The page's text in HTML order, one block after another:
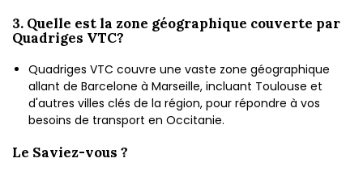
3. Quelle est la zone géographique couverte par
Quadriges VTC?
Quadriges VTC couvre une vaste zone géographique
allant de Barcelone à Marseille, incluant Toulouse et
d'autres villes clés de la région, pour répondre à vos
besoins de transport en Occitanie.
Le Saviez-vous ?